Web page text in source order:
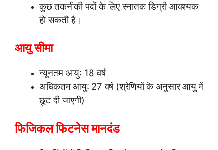
कुछ तकनीकी पदों के लिए स्नातक डिग्री आवश्यक
हो सकती है।
आयु सीमा
न्यूनतम आयु: 18 वर्ष
अधिकतम आयु: 27 वर्ष (श्रेणियों के अनुसार आयु में
छूट दी जाएगी)
फिजिकल फिटनेस मानदंड